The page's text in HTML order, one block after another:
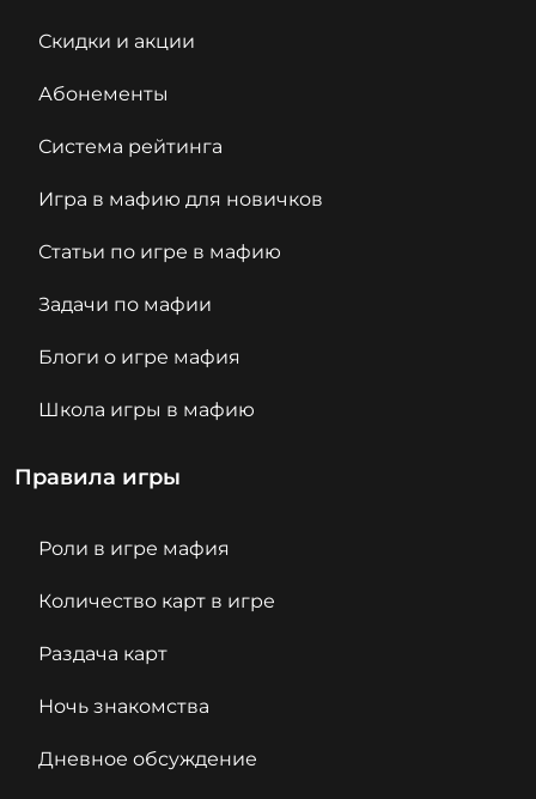
Скидки и акции
Абонементы
Система рейтинга
Игра в мафию для новичков
Статьи по игре в мафию
Задачи по мафии
Блоги о игре мафия
Школа игры в мафию
Правила игры
Роли в игре мафия
Количество карт в игре
Раздача карт
Ночь знакомства
Дневное обсуждение